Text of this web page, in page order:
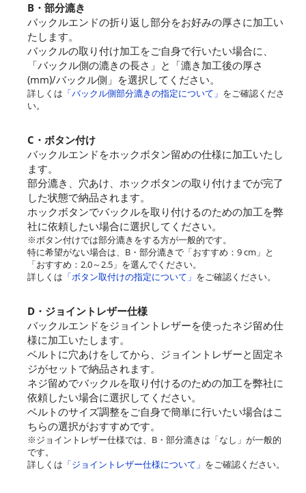
B・部分漉き
バックルエンドの折り返し部分をお好みの厚さに加工い
たします。
バックルの取り付け加工をご自身で行いたい場合に、
「バックル側の漉きの長さ」と「漉き加工後の厚さ
(mm)/バックル側」を選択してください。
詳しくは 「バックル側部分漉きの指定について」 をご確認くださ
い。
C・ボタン付け
バックルエンドをホックボタン留めの仕様に加工いたし
ます。
部分漉き、穴あけ、ホックボタンの取り付けまでが完了
した状態で納品されます。
ホックボタンでバックルを取り付けるのための加工を弊
社に依頼したい場合に選択してください。
※ボタン付けでは部分漉きをする方が一般的です。
特に希望がない場合は、B・部分漉きで「おすすめ：9 cm」と
「おすすめ：2.0～2.5」を選んでください。
詳しくは 「ボタン取付けの指定について」 をご確認ください。
D・ジョイントレザー仕様
バックルエンドをジョイントレザーを使ったネジ留め仕
様に加工いたします。
ベルトに穴あけをしてから、ジョイントレザーと固定ネ
ジがセットで納品されます。
ネジ留めでバックルを取り付けるのための加工を弊社に
依頼したい場合に選択してください。
ベルトのサイズ調整をご自身で簡単に行いたい場合はこ
ちらの選択がおすすめです。
※ジョイントレザー仕様では、B・部分漉きは「なし」が一般的
です。
詳しくは 「ジョイントレザー仕様について」 をご確認ください。